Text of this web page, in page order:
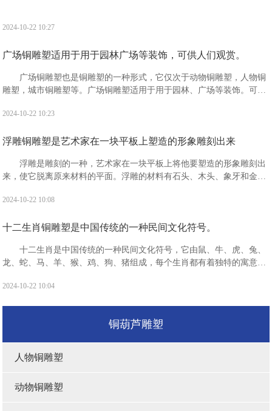
2024-10-22 10:27
广场铜雕塑适用于用于园林广场等装饰，可供人们观赏。
广场铜雕塑也是铜雕塑的一种形式，它仅次于动物铜雕塑，人物铜
雕塑，城市铜雕塑等。广场铜雕塑适用于用于园林、广场等装饰。可供
2024-10-22 10:23
浮雕铜雕塑是艺术家在一块平板上塑造的形象雕刻出来
浮雕是雕刻的一种，艺术家在一块平板上将他要塑造的形象雕刻出
来，使它脱离原来材料的平面。浮雕的材料有石头、木头、象牙和金属
时也指表现形式。
2024-10-22 10:08
十二生肖铜雕塑是中国传统的一种民间文化符号。
十二生肖是中国传统的一种民间文化符号，它由鼠、牛、虎、兔、
龙、蛇、马、羊、猴、鸡、狗、猪组成，每个生肖都有着独特的寓意和
子孙繁衍，家业兴旺的象征。有生生不息，繁盛不衰之吉祥寓意。
2024-10-22 10:04
铜葫芦雕塑
人物铜雕塑
动物铜雕塑